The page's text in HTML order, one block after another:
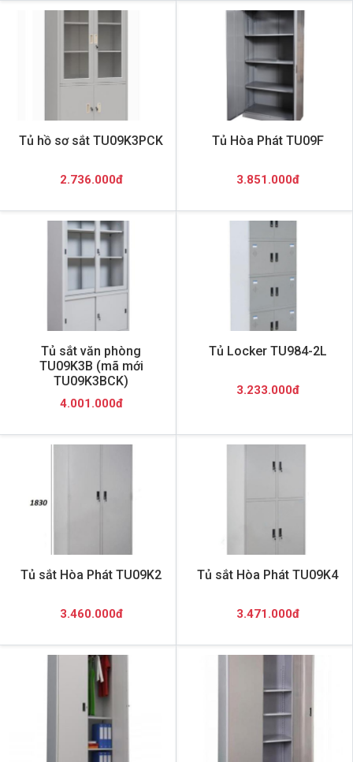
Tủ hồ sơ sắt TU09K3PCK
2.736.000đ
Tủ Hòa Phát TU09F
3.851.000đ
Tủ sắt văn phòng
TU09K3B (mã mới
TU09K3BCK)
4.001.000đ
Tủ Locker TU984-2L
3.233.000đ
Tủ sắt Hòa Phát TU09K2
3.460.000đ
Tủ sắt Hòa Phát TU09K4
3.471.000đ